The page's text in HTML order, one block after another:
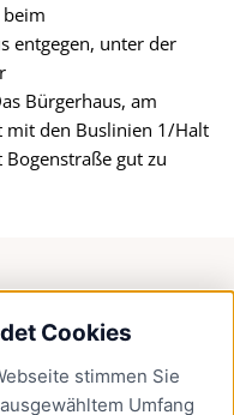
Cookies
stimmen Sie
Umfang
entgegen, unter der
Bürgerhaus, am
mit den Buslinien 1/Halt
gut zu